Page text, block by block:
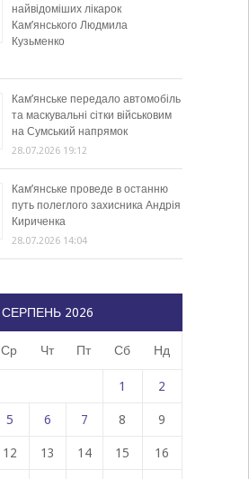
найвідоміших лікарок
Кам’янського Людмила
Кузьменко
Кам’янське передало автомобіль
та маскувальні сітки військовим
на Сумський напрямок
28.07.2026 19:12
Кам’янське проведе в останню
путь полеглого захисника Андрія
Кириченка
28.07.2026 14:04
СЕРПЕНЬ 2026
Ср Чт Пт Сб Нд
1 2
5 6 7 8 9
12 13 14 15 16